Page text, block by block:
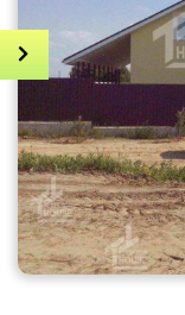
Получить
Онлайн просчет дома
Наши проекты
Виды домов под
Недавние работы